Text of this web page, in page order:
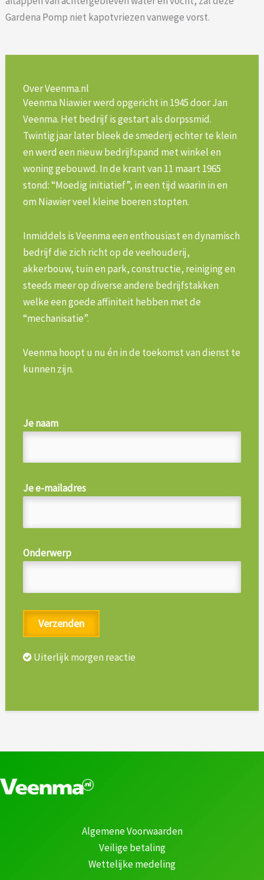
Gardena Pomp niet kapotvriezen vanwege vorst.
Over Veenma.nl
Veenma Niawier werd opgericht in 1945 door Jan
Veenma. Het bedrijf is gestart als dorpssmid.
Twintig jaar later bleek de smederij echter te klein
en werd een nieuw bedrijfspand met winkel en
woning gebouwd. In de krant van 11 maart 1965
stond: “Moedig initiatief”, in een tijd waarin in en
om Niawier veel kleine boeren stopten.
Inmiddels is Veenma een enthousiast en dynamisch
bedrijf die zich richt op de veehouderij,
akkerbouw, tuin en park, constructie, reiniging en
steeds meer op diverse andere bedrijfstakken
welke een goede affiniteit hebben met de
“mechanisatie”.
Veenma hoopt u nu én in de toekomst van dienst te
kunnen zijn.
Je naam
Je e-mailadres
Onderwerp
Uiterlijk morgen reactie
Algemene Voorwaarden
Veilige betaling
Wettelijke medeling